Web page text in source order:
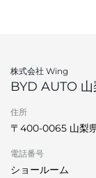
株式会社 Wing
BYD AUTO 山
住所
〒400-0065 山梨
電話番号
ショールーム